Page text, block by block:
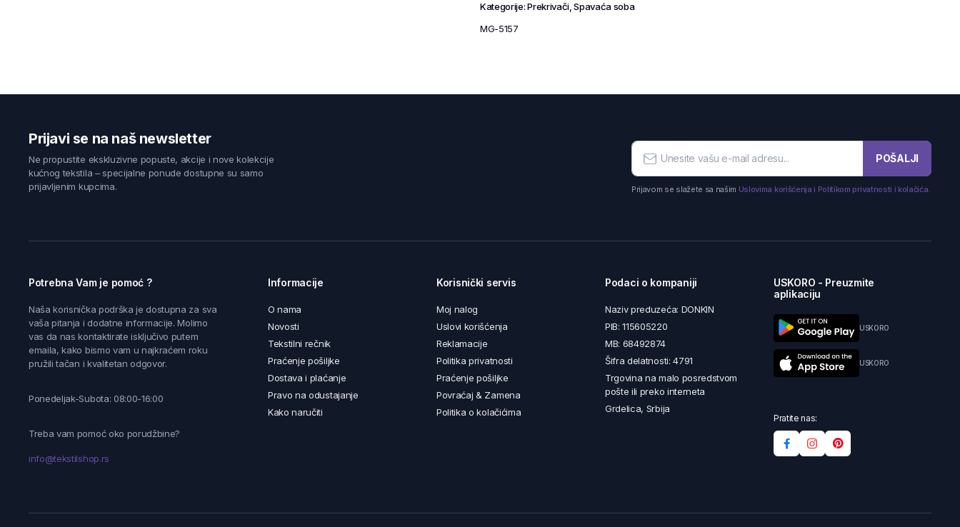
Kategorije:Prekrivači,Spavaća soba
MG-5157
Prijavi se na naš newsletter
Ne propustite ekskluzivne popuste, akcije i nove kolekcije
kućnog tekstila – specijalne ponude dostupne su samo
prijavljenim kupcima.
POŠALJI
Prijavom se slažete sa našim Uslovima korišćenja i Politikom privatnosti i kolačića.
Potrebna Vam je pomoć ?
Naša korisnička podrška je dostupna za sva
vaša pitanja i dodatne informacije. Molimo
vas da nas kontaktirate isključivo putem
emaila, kako bismo vam u najkraćem roku
pružili tačan i kvalitetan odgovor.
Ponedeljak-Subota: 08:00-16:00
Treba vam pomoć oko porudžbine?
info@tekstilshop.rs
Informacije
O nama
Novosti
Tekstilni rečnik
Praćenje pošiljke
Dostava i plaćanje
Pravo na odustajanje
Kako naručiti
Korisnički servis
Moj nalog
Uslovi korišćenja
Reklamacije
Politika privatnosti
Praćenje pošiljke
Povraćaj & Zamena
Politika o kolačićima
Podaci o kompaniji
Naziv preduzeća: DONKIN
PIB: 115605220
MB: 68492874
Šifra delatnosti: 4791
Trgovina na malo posredstvom
pošte ili preko interneta
Grdelica, Srbija
USKORO - Preuzmite
aplikaciju
USKORO
USKORO
Pratite nas: